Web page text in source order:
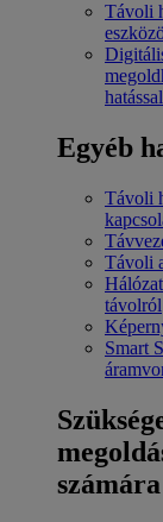
Távoli
Egyéb
Távoli
Távoli
távolról
Smart
számára